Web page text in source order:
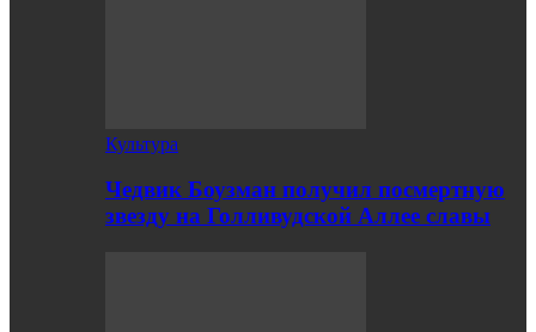
Культура
Чедвик Боузман получил посмертную
звезду на Голливудской Аллее славы